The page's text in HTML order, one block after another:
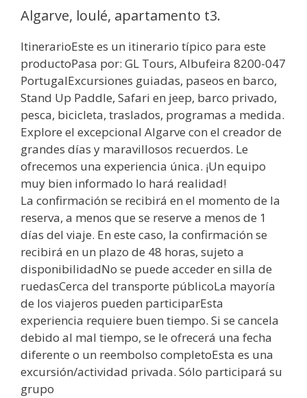
Algarve, loulé, apartamento t3.
ItinerarioEste es un itinerario típico para este
productoPasa por: GL Tours, Albufeira 8200-047
PortugalExcursiones guiadas, paseos en barco,
Stand Up Paddle, Safari en jeep, barco privado,
pesca, bicicleta, traslados, programas a medida.
Explore el excepcional Algarve con el creador de
grandes días y maravillosos recuerdos. Le
ofrecemos una experiencia única. ¡Un equipo
muy bien informado lo hará realidad!
La confirmación se recibirá en el momento de la
reserva, a menos que se reserve a menos de 1
días del viaje. En este caso, la confirmación se
recibirá en un plazo de 48 horas, sujeto a
disponibilidadNo se puede acceder en silla de
ruedasCerca del transporte públicoLa mayoría
de los viajeros pueden participarEsta
experiencia requiere buen tiempo. Si se cancela
debido al mal tiempo, se le ofrecerá una fecha
diferente o un reembolso completoEsta es una
excursión/actividad privada. Sólo participará su
grupo